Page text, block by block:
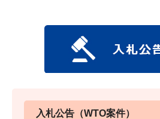
入札公告（WTO案件）